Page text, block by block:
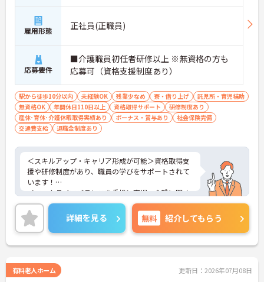
雇用形態 正社員(正職員)
応募要件
■介護職員初任者研修以上 ※無資格の方も
応募可（資格支援制度あり）
駅から徒歩10分以内 未経験OK 残業少なめ 寮・借り上げ
託児所・育児補助
無資格OK
年間休日110日以上 資格取得サポート
研修制度あり
産休･育休･介護休暇取得実績あり
ボーナス・賞与あり
社会保険完備
交通費支給
退職金制度あり
＜スキルアップ・キャリア形成が可能＞資格取得支
援や研修制度があり、職員の学びをサポートされて
います！
＜ワークライフバランスを重視＞育児・介護に関す
る制度や社宅制度、各種手当など、長く安心して働
きやすい環境が整っています。
＜寄り添ったケアの実施＞利用者さまに深く寄り添
ったサービスの提供を目指し、職員の専門性を高め
るような人材育成にも注力されています。
詳細をお話ししますのでお気軽にご相談ください！
詳細を見る 無料 紹介してもらう
有料老人ホーム 更新日：2026年07月08日